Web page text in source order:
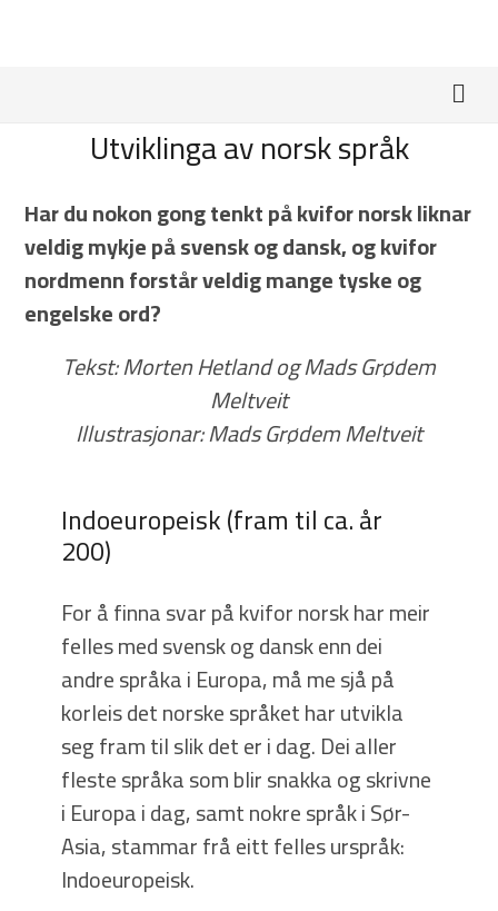
Utviklinga av norsk språk
Har du nokon gong tenkt på kvifor norsk liknar
veldig mykje på svensk og dansk, og kvifor
nordmenn forstår veldig mange tyske og
engelske ord?
Tekst: Morten Hetland og Mads Grødem
Meltveit
Illustrasjonar: Mads Grødem Meltveit
Indoeuropeisk (fram til ca. år
200)
For å finna svar på kvifor norsk har meir
felles med svensk og dansk enn dei
andre språka i Europa, må me sjå på
korleis det norske språket har utvikla
seg fram til slik det er i dag. Dei aller
fleste språka som blir snakka og skrivne
i Europa i dag, samt nokre språk i Sør-
Asia, stammar frå eitt felles urspråk:
Indoeuropeisk.